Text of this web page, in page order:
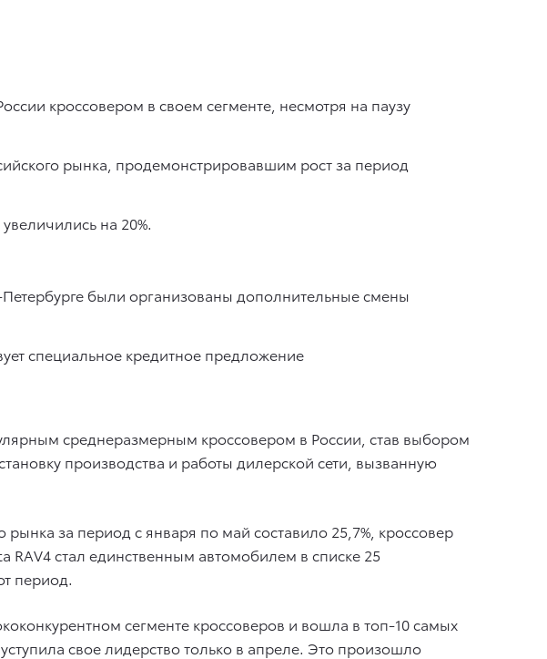
кроссовером в своем сегменте, несмотря на паузу
рынка, продемонстрировавшим рост за период
на 20%.
были организованы дополнительные смены
специальное кредитное предложение
cреднеразмерным кроссовером в России, став выбором
производства и работы дилерской сети, вызванную
за период с января по май составило 25,7%, кроссовер
RAV4 стал единственным автомобилем в списке 25
период.
сегменте кроссоверов и вошла в топ-10 самых
свое лидерство только в апреле. Это произошло